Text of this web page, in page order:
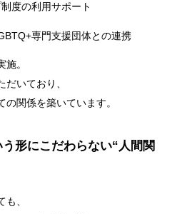
度の利用サポート
専門支援団体との連携
施。
だいており、
関係を築いています。
形にこだわらない“人間関
も、